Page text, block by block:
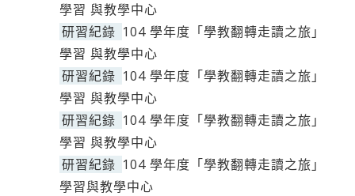
學習 與教學中心
研習紀錄 104 學年度「學教翻轉走讀之旅」
學習 與教學中心
研習紀錄 104 學年度「學教翻轉走讀之旅」
學習 與教學中心
研習紀錄 104 學年度「學教翻轉走讀之旅」
學習 與教學中心
研習紀錄 104 學年度「學教翻轉走讀之旅」
學習與教學中心